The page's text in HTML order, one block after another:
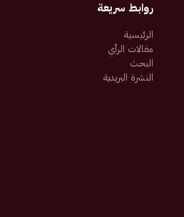
روابط سريعة
الرئيسية
مقالات الرأي
البحث
النشرة البريدية